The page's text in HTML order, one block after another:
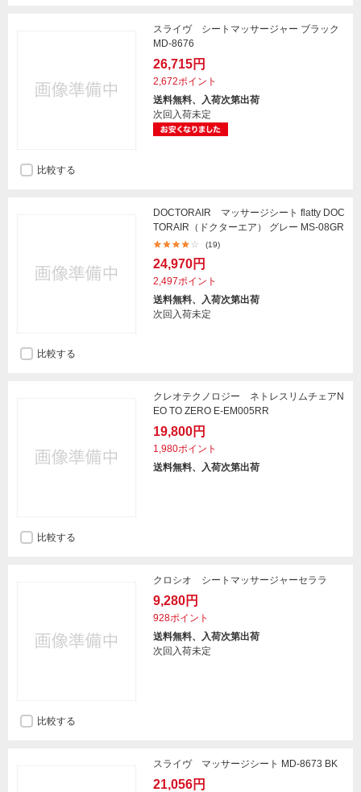
スライヴ シートマッサージャー ブラック
MD-8676
26,715円
2,672ポイント
送料無料、入荷次第出荷
次回入荷未定
比較する
DOCTORAIR マッサージシート flatty DOC
TORAIR（ドクターエア） グレー MS-08GR
(19)
24,970円
2,497ポイント
送料無料、入荷次第出荷
次回入荷未定
比較する
クレオテクノロジー ネトレスリムチェアN
EO TO ZERO E-EM005RR
19,800円
1,980ポイント
送料無料、入荷次第出荷
比較する
クロシオ シートマッサージャーセララ
9,280円
928ポイント
送料無料、入荷次第出荷
次回入荷未定
比較する
スライヴ マッサージシート MD-8673 BK
21,056円